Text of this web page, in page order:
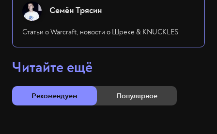
Семён Трясин
Статьи о Warcraft, новости о Шреке & KNUCKLES
Читайте ещё
Рекомендуем Популярное